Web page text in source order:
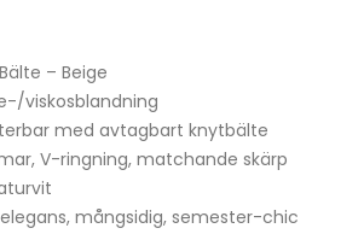
– Beige
viskosblandning
med avtagbart knytbälte
V-ringning, matchande skärp
mångsidig, semester-chic